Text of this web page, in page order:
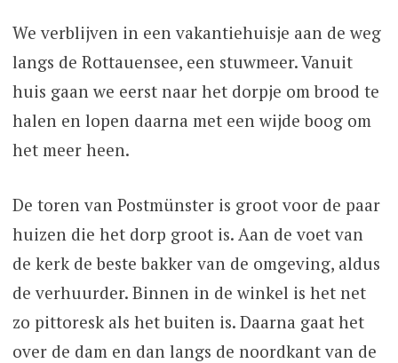
We verblijven in een vakantiehuisje aan de weg
langs de Rottauensee, een stuwmeer. Vanuit
huis gaan we eerst naar het dorpje om brood te
halen en lopen daarna met een wijde boog om
het meer heen.
De toren van Postmünster is groot voor de paar
huizen die het dorp groot is. Aan de voet van
de kerk de beste bakker van de omgeving, aldus
de verhuurder. Binnen in de winkel is het net
zo pittoresk als het buiten is. Daarna gaat het
over de dam en dan langs de noordkant van de